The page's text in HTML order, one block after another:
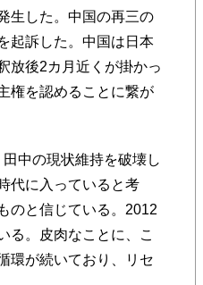
生した。中国の再三の
起訴した。中国は日本
放後2カ月近くが掛かっ
権を認めることに繋が
中の現状維持を破壊し
代に入っていると考
のと信じている。2012
る。皮肉なことに、こ
環が続いており、リセ